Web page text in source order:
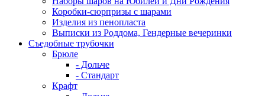
Коробки-сюрпризы с шарами
Изделия из пенопласта
Выписки из Роддома, Гендерные вечеринки
Съедобные трубочки
Брюле
- Дольче
- Стандарт
Крафт